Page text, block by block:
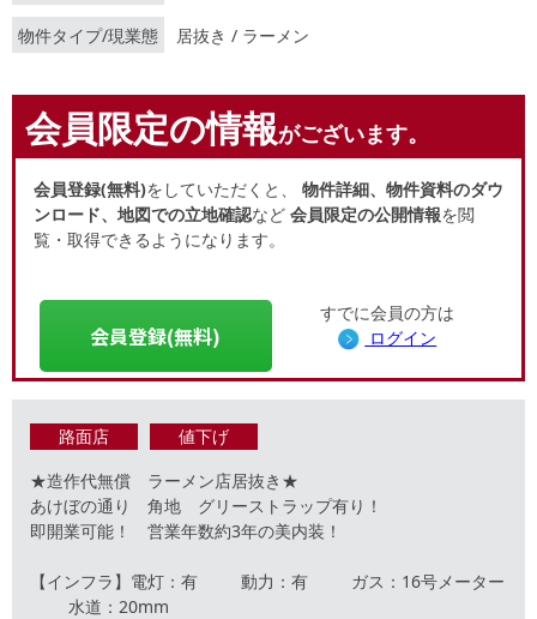
物件タイプ/現業態 居抜き / ラーメン
会員限定の情報がございます。
会員登録(無料)をしていただくと、 物件詳細、物件資料のダウ
ンロード、地図での立地確認など 会員限定の公開情報を閲
覧・取得できるようになります。
会員登録(無料)
すでに会員の方は
ログイン
路面店
値下げ
★造作代無償 ラーメン店居抜き★
あけぼの通り 角地 グリーストラップ有り！
即開業可能！ 営業年数約3年の美内装！
【インフラ】電灯：有 動力：有 ガス：16号メーター
水道：20mm